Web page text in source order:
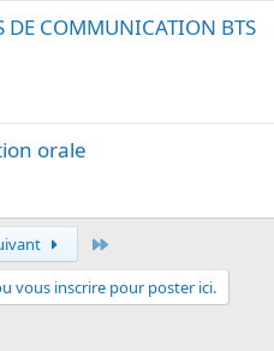
DE COMMUNICATION BTS
orale
vous inscrire pour poster ici.